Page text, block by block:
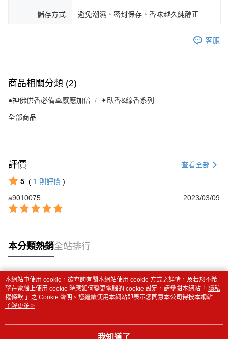
儲存方式 避免潮濕、密封保存、香味越久純醇正
客服
商品相關分類 (2)
●神佛供香必備🙏感應加倍 ✦臥香&線香系列
全部商品
評價 查看全部
5 ( 1 則評價 )
a9010075
2023/03/09
本分類熱銷全站排行
熱門標籤
本網站中使用 cookie，欲查詢有關本網站使用 cookie 方式之詳情，及若您不希
望在電腦上使用 cookie 時應如何變更電腦的 cookie 設定，請參閱本網站「 隱私
權條款 」之 Cookie 聲明。您繼續使用本網站即表示您同意本公司得按本網站使
用條款之 Cookie 聲明使用 cookie。
了解更多 >
我知道了